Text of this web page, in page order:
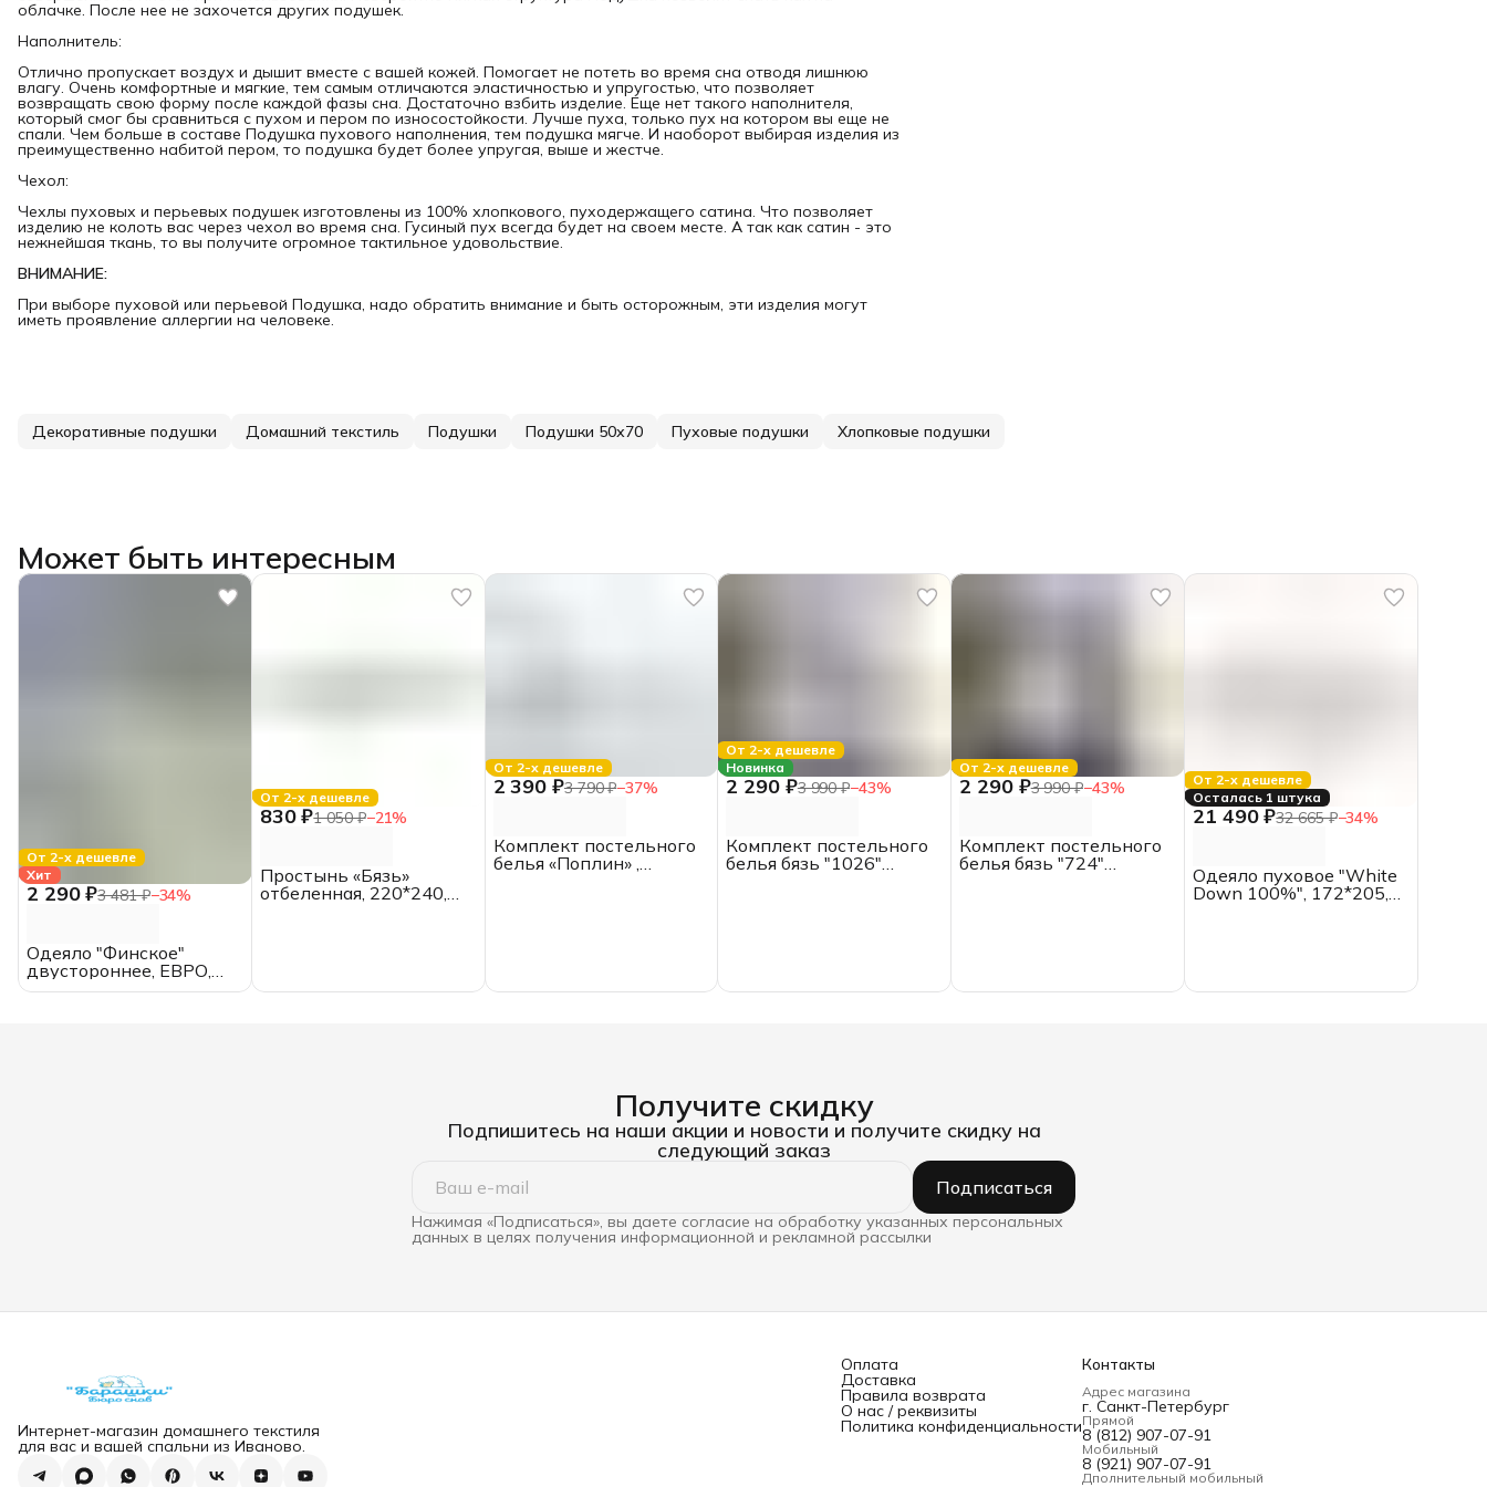
облачке. После нее не захочется других подушек.
Наполнитель:
Отлично пропускает воздух и дышит вместе с вашей кожей. Помогает не потеть во время сна отводя лишнюю
влагу. Очень комфортные и мягкие, тем самым отличаются эластичностью и упругостью, что позволяет
возвращать свою форму после каждой фазы сна. Достаточно взбить изделие. Еще нет такого наполнителя,
который смог бы сравниться с пухом и пером по износостойкости. Лучше пуха, только пух на котором вы еще не
спали. Чем больше в составе Подушка пухового наполнения, тем подушка мягче. И наоборот выбирая изделия из
преимущественно набитой пером, то подушка будет более упругая, выше и жестче.
Чехол:
Чехлы пуховых и перьевых подушек изготовлены из 100% хлопкового, пуходержащего сатина. Что позволяет
изделию не колоть вас через чехол во время сна. Гусиный пух всегда будет на своем месте. А так как сатин - это
нежнейшая ткань, то вы получите огромное тактильное удовольствие.
ВНИМАНИЕ:
При выборе пуховой или перьевой Подушка, надо обратить внимание и быть осторожным, эти изделия могут
иметь проявление аллергии на человеке.
Декоративные подушки Домашний текстиль Подушки Подушки 50х70 Пуховые подушки Хлопковые подушки
Может быть интересным
От 2-х дешевле
Хит
2 290 ₽3 481 ₽−34%
Одеяло "Финское"
двустороннее, ЕВРО,
всесезонное, хлопок
От 2-х дешевле
830 ₽1 050 ₽−21%
Простынь «Бязь»
отбеленная, 220*240,
От 2-х дешевле
2 390 ₽3 790 ₽−37%
Комплект постельного
белья «Поплин» ,
От 2-х дешевле
Новинка
2 290 ₽3 990 ₽−43%
Комплект постельного
белья бязь "1026"
От 2-х дешевле
2 290 ₽3 990 ₽−43%
Комплект постельного
белья бязь "724"
От 2-х дешевле
Осталась 1 штука
21 490 ₽32 665 ₽−34%
Одеяло пуховое "White
Down 100%", 172*205,
Получите скидку
Подпишитесь на наши акции и новости и получите скидку на
следующий заказ
Подписаться
Нажимая «Подписаться», вы даете согласие на обработку указанных персональных
данных в целях получения информационной и рекламной рассылки
Интернет-магазин домашнего текстиля
для вас и вашей спальни из Иваново.
Оплата
Доставка
Правила возврата
О нас / реквизиты
Политика конфиденциальности
Контакты
Адрес магазина
г. Санкт-Петербург
Прямой
8 (812) 907-07-91
Мобильный
8 (921) 907-07-91
Дполнительный мобильный